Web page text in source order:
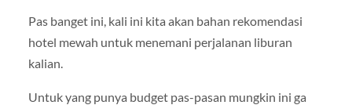
Pas banget ini, kali ini kita akan bahan rekomendasi
hotel mewah untuk menemani perjalanan liburan
kalian.
Untuk yang punya budget pas-pasan mungkin ini ga